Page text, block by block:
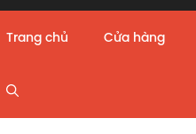
Trang chủ Cửa hàng